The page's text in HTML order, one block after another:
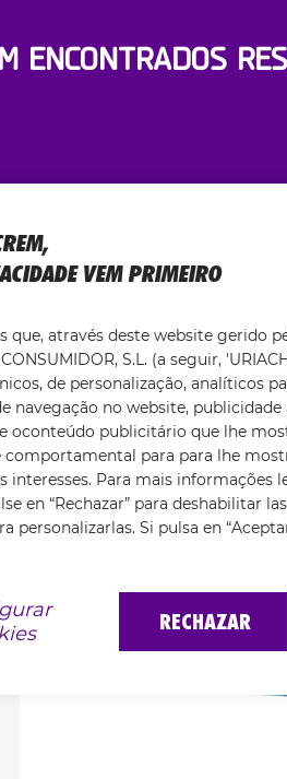
ENCONTRADOS
que melhor se adapta
de soluções
VEM PRIMEIRO
que, através deste website gerido
S.L. (a seguir,
de personalização, analíticos
navegação no website,
oconteúdo publicitário que lhe
comportamental para para lhe
interesses. Para mais informações
en “Rechazar” para deshabilitar
personalizarlas. Si pulsa en
RECHAZAR